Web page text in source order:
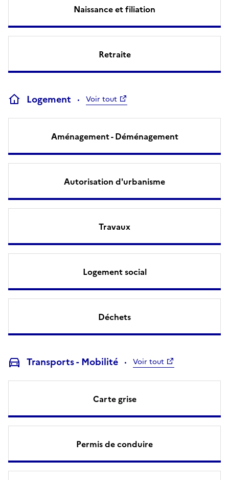
Naissance et filiation
Retraite
Logement Voir tout
Aménagement - Déménagement
Autorisation d'urbanisme
Travaux
Logement social
Déchets
Transports - Mobilité Voir tout
Carte grise
Permis de conduire